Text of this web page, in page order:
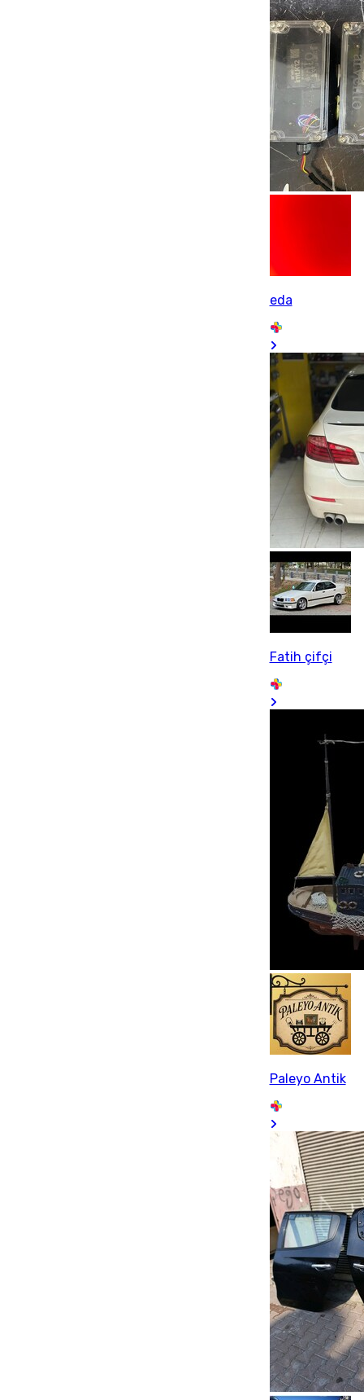
eda
Fatih çifçi
Paleyo Antik